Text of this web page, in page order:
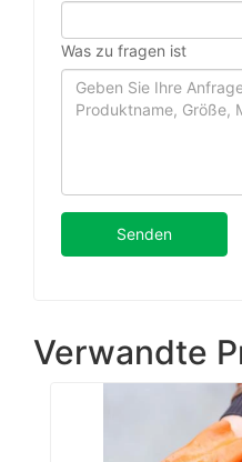
Was zu fragen ist
Senden
Verwandte